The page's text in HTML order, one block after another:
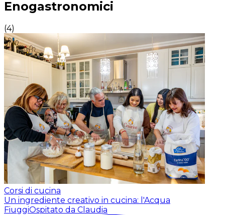
Enogastronomici
(4)
Corsi di cucina
Un ingrediente creativo in cucina: l'Acqua
FiuggiOspitato da Claudia